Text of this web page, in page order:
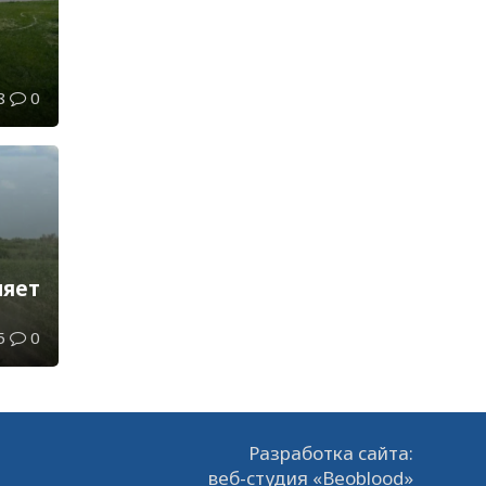
0
0
Разработка сайта:
веб-студия «Beoblood»